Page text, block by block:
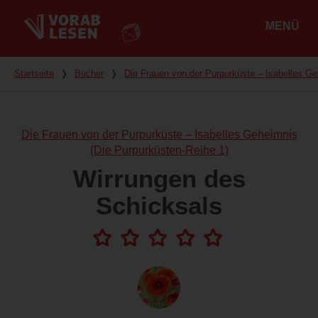
MENÜ
Du bist hier
Startseite ❭ Bücher ❭ Die Frauen von der Purpurküste – Isabelles
Die Frauen von der Purpurküste – Isabelles Geheimnis
(Die Purpurküsten-Reihe 1)
Wirrungen des
Schicksals